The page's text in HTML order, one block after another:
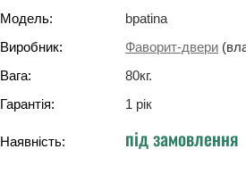
Модель:
bpatina
Виробник:
Фаворит-двери
Вага:
80кг.
Гарантія:
1 рік
Наявність: під замовлення